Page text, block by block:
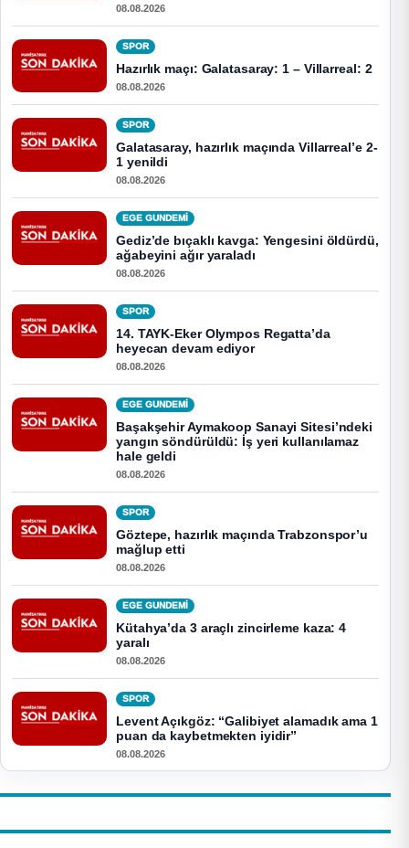
08.08.2026
SPOR
Hazırlık maçı: Galatasaray: 1 – Villarreal: 2
08.08.2026
SPOR
Galatasaray, hazırlık maçında Villarreal’e 2-
1 yenildi
08.08.2026
EGE GUNDEMİ
Gediz’de bıçaklı kavga: Yengesini öldürdü,
ağabeyini ağır yaraladı
08.08.2026
SPOR
14. TAYK-Eker Olympos Regatta’da
heyecan devam ediyor
08.08.2026
EGE GUNDEMİ
Başakşehir Aymakoop Sanayi Sitesi’ndeki
yangın söndürüldü: İş yeri kullanılamaz
hale geldi
08.08.2026
SPOR
Göztepe, hazırlık maçında Trabzonspor’u
mağlup etti
08.08.2026
EGE GUNDEMİ
Kütahya’da 3 araçlı zincirleme kaza: 4
yaralı
08.08.2026
SPOR
Levent Açıkgöz: “Galibiyet alamadık ama 1
puan da kaybetmekten iyidir”
08.08.2026